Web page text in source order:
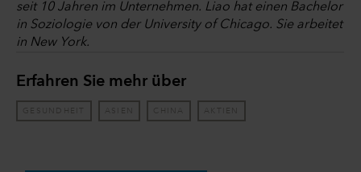
seit 10 Jahren im Unternehmen. Liao hat einen Bachelor
in Soziologie von der University of Chicago. Sie arbeitet
in New York.
Erfahren Sie mehr über
GESUNDHEIT ASIEN CHINA AKTIEN